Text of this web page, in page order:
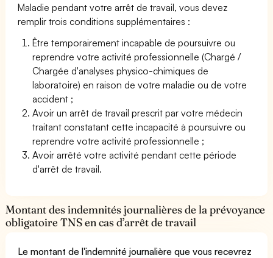
Maladie pendant votre arrêt de travail, vous devez
remplir trois conditions supplémentaires :
Être temporairement incapable de poursuivre ou
reprendre votre activité professionnelle (Chargé /
Chargée d'analyses physico-chimiques de
laboratoire) en raison de votre maladie ou de votre
accident ;
Avoir un arrêt de travail prescrit par votre médecin
traitant constatant cette incapacité à poursuivre ou
reprendre votre activité professionnelle ;
Avoir arrêté votre activité pendant cette période
d'arrêt de travail.
Montant des indemnités journalières de la prévoyance
obligatoire TNS en cas d’arrêt de travail
Le montant de l'indemnité journalière que vous recevrez